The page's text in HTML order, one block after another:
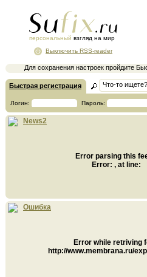
персональный взгляд на мир
Для сохранения настроек пройдите
Выключить RSS-reader
Быстрая регистрация
Логин: Пароль:
News2
Error parsing this
Error: , at line:
Ошибка
Error while retriving
http://www.membrana.ru/